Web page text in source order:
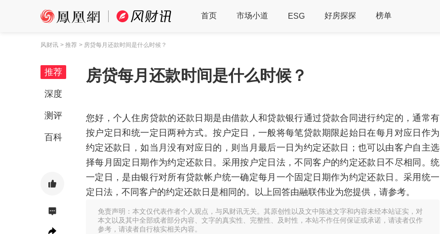
首页 市场小道 ESG 好房探探 榜单
风财讯 > 推荐 > 房贷每月还款时间是什么时候？
推荐
深度
测评
百科
房贷每月还款时间是什么时候？
您好，个人住房贷款的还款日期是由借款人和贷款银行通过贷款合同进行约定的，通常有
按户定日和统一定日两种方式。按户定日，一般将每笔贷款期限起始日在每月对应日作为
约定还款日，如当月没有对应日的，则当月最后一日为约定还款日；也可以由客户自主选
择每月固定日期作为约定还款日。采用按户定日法，不同客户的约定还款日不尽相同。统
一定日，是由银行对所有贷款帐户统一确定每月一个固定日期作为约定还款日。采用统一
定日法，不同客户的约定还款日是相同的。以上回答由融联伟业为您提供，请参考。
免责声明：本文仅代表作者个人观点，与风财讯无关。其原创性以及文中陈述文字和内容未经本站证实，对
本文以及其中全部或者部分内容、文字的真实性、完整性、及时性，本站不作任何保证或承诺，请读者仅作
参考，请读者自行核实相关内容。